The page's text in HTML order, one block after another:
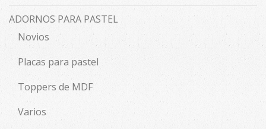
ADORNOS PARA PASTEL
Novios
Placas para pastel
Toppers de MDF
Varios